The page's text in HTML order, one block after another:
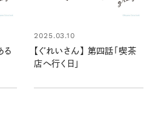
る
2025.03.10
【ぐれいさん】 第四話「喫茶
店へ行く日」